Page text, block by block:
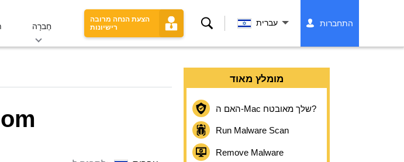
חֶברָה
הצעת הנחה מרובה
רישיונות
לחפש עברית התחברות
מומלץ מאוד
האם ה-Mac שלך מאובטח?
Run Malware Scan
Remove Malware